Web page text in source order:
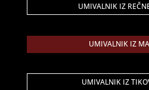
UMIVALNIK IZ
UMIVALNIK IZ
UMIVALNIK IZ